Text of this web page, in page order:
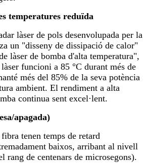
temperatures reduïda
làser de pols desenvolupada per la
un "disseny de dissipació de calor"
làser de bomba d'alta temperatura",
funcioni a 85 °C durant més de
més del 85% de la seva potència
ambient. El rendiment a alta
continua sent excel·lent.
apagada)
tenen temps de retard
baixos, arribant al nivell
rang de centenars de microsegons).